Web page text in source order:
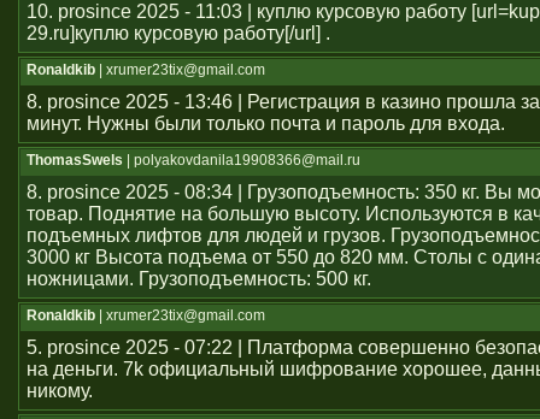
10. prosince 2025 - 11:03 | куплю курсовую работу
29.ru]куплю курсовую работу[/url] .
Ronaldkib | xrumer23tix@gmail.com
8. prosince 2025 - 13:46 | Регистрация в казино прошла
минут. Нужны были только почта и пароль для входа.
ThomasSwels | polyakovdanila19908366@mail.ru
8. prosince 2025 - 08:34 | Грузоподъемность: 350 кг. Вы
товар. Поднятие на большую высоту. Используются в
подъемных лифтов для людей и грузов.
3000 кг Высота подъема от 550 до 820 мм. Столы с
ножницами. Грузоподъемность: 500 кг.
Ronaldkib | xrumer23tix@gmail.com
5. prosince 2025 - 07:22 | Платформа совершенно
на деньги. 7k официальный шифрование хорошее,
никому.